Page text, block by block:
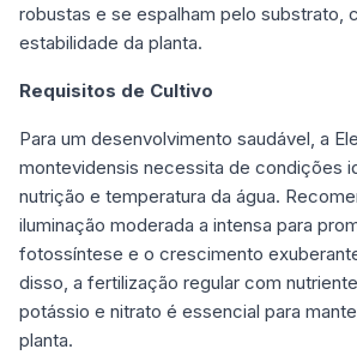
robustas e se espalham pelo substrato,
estabilidade da planta.
Requisitos de Cultivo
Para um desenvolvimento saudável, a
montevidensis necessita de condições
nutrição e temperatura da água.
iluminação moderada a intensa para
fotossíntese e o crescimento
disso, a fertilização regular com
potássio e nitrato é essencial para
planta.